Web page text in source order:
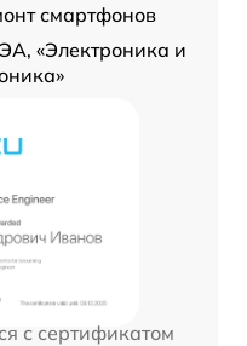
смартфонов
«Электроника и
с сертификатом